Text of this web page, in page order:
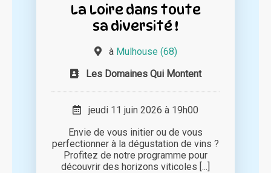
La Loire dans toute
sa diversité !
à Mulhouse (68)
Les Domaines Qui Montent
jeudi 11 juin 2026 à 19h00
Envie de vous initier ou de vous
perfectionner à la dégustation de vins ?
Profitez de notre programme pour
découvrir des horizons viticoles [...]